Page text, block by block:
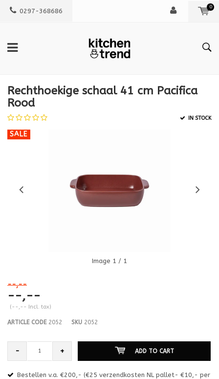
0297-368686
0
Rechthoekige schaal 41 cm Pacifica
Rood
IN STOCK
SALE
Image 1 / 1
--,--
--,--
(--,-- Incl. tax)
ARTICLE CODE2052 SKU 2052
- + ADD TO CART
Bestellen v.a. €200,- (€25 verzendkosten NL pallet- €10,- per